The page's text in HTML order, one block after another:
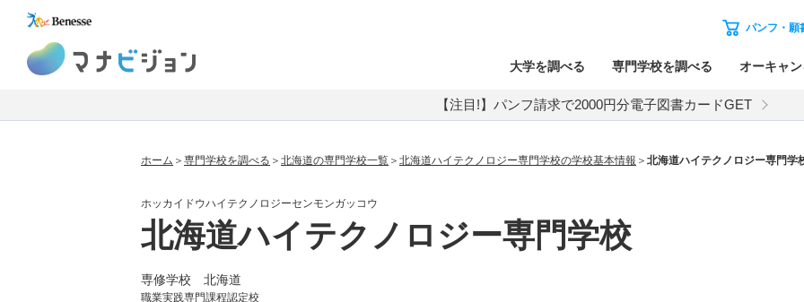
パンフ・願
大学を調べる 専門学校を調べる オーキャ
【注目!】パンフ請求で2000円分電子図書カードGET
ホーム 専門学校を調べる 北海道の専門学校一覧 北海道ハイテクノロジー専門学校の学校基本情報 北海道ハイテクノロジー専門学
ホッカイドウハイテクノロジーセンモンガッコウ
北海道ハイテクノロジー専門学校
専修学校 北海道
職業実践専門課程認定校